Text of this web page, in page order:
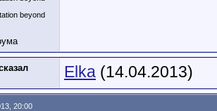
Elka (14.04.2013)
20:00